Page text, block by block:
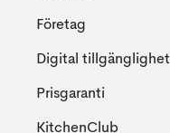
Företag
Digital tillgänglighet
Prisgaranti
KitchenClub